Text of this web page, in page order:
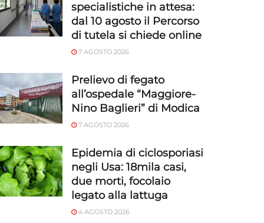
specialistiche in attesa:
dal 10 agosto il Percorso
di tutela si chiede online
7 AGOSTO 2026
Prelievo di fegato
all’ospedale “Maggiore-
Nino Baglieri” di Modica
7 AGOSTO 2026
Epidemia di ciclosporiasi
negli Usa: 18mila casi,
due morti, focolaio
legato alla lattuga
4 AGOSTO 2026